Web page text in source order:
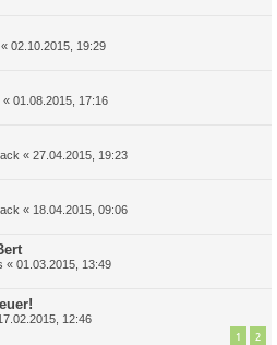
« 02.10.2015, 19:29
« 01.08.2015, 17:16
« 27.04.2015, 19:23
« 18.04.2015, 09:06
« 01.03.2015, 13:49
12:46
1 2